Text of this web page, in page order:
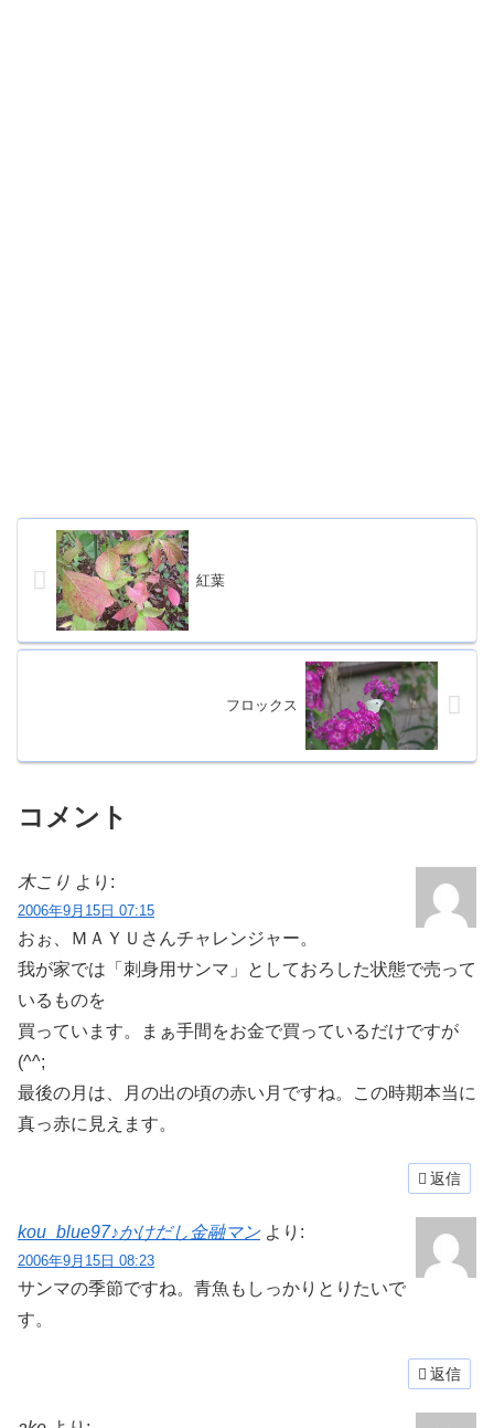
紅葉
フロックス
コメント
木こり より:
2006年9月15日 07:15
おぉ、ＭＡＹＵさんチャレンジャー。
我が家では「刺身用サンマ」としておろした状態で売って
いるものを
買っています。まぁ手間をお金で買っているだけですが
(^^;
最後の月は、月の出の頃の赤い月ですね。この時期本当に
真っ赤に見えます。
返信
kou_blue97♪かけだし金融マン より:
2006年9月15日 08:23
サンマの季節ですね。青魚もしっかりとりたいで
す。
返信